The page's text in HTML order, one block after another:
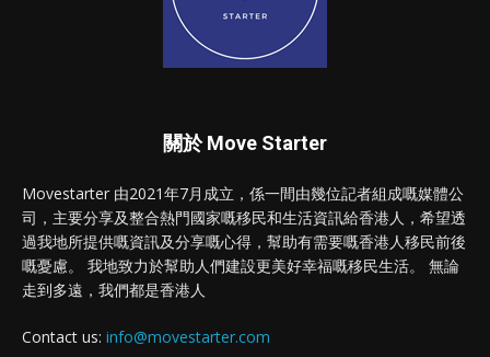
關於 Move Starter
Movestarter 由2021年7月成立，係一間由幾位記者組成嘅媒體公
司，主要分享及整合熱門國家嘅移民和生活資訊給香港人，希望透
過我地所提供嘅資訊及分享嘅心得，幫助有需要嘅香港人移民前後
嘅憂慮。 我地致力於幫助人們建設更美好幸福嘅移民生活。 無論
走到多遠，我們都是香港人
Contact us: info@movestarter.com